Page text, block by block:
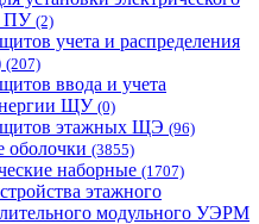
ПУ (2)
учета и распределения
(207)
ввода и учета
ЩУ (0)
щитов этажных ЩЭ (96)
оболочки (3855)
наборные (1707)
этажного
модульного УЭРМ